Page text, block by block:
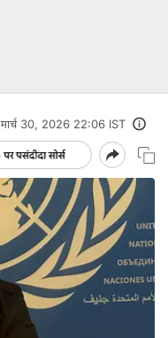
मार्च 30, 2026 22:06 IST